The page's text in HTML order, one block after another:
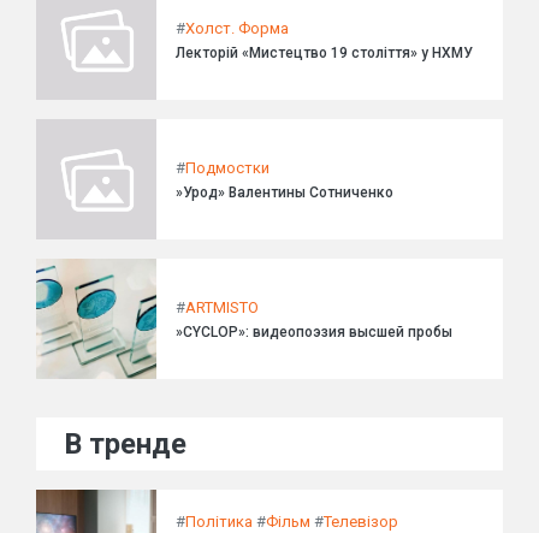
#Холст. Форма
Лекторій «Мистецтво 19 століття» у НХМУ
#Подмостки
»Урод» Валентины Сотниченко
#ARTMISTO
»CYCLOP»: видеопоэзия высшей пробы
В тренде
#Політика #Фільм #Телевізор